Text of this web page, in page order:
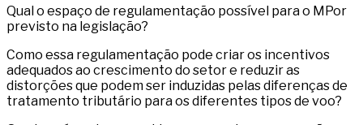
Qual o espaço de regulamentação possível para o MPor
previsto na legislação?
Como essa regulamentação pode criar os incentivos
adequados ao crescimento do setor e reduzir as
distorções que podem ser induzidas pelas diferenças de
tratamento tributário para os diferentes tipos de voo?